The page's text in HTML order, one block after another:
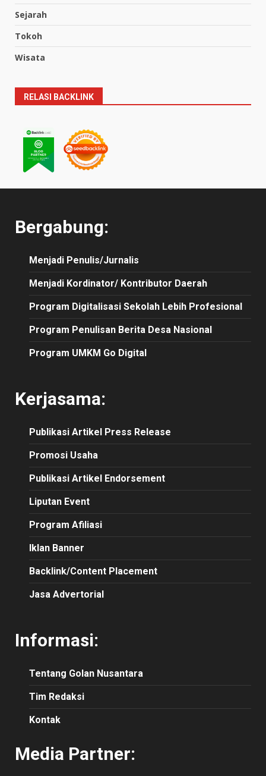
Sejarah
Tokoh
Wisata
RELASI BACKLINK
Bergabung:
Menjadi Penulis/Jurnalis
Menjadi Kordinator/ Kontributor Daerah
Program Digitalisasi Sekolah Lebih Profesional
Program Penulisan Berita Desa Nasional
Program UMKM Go Digital
Kerjasama:
Publikasi Artikel Press Release
Promosi Usaha
Publikasi Artikel Endorsement
Liputan Event
Program Afiliasi
Iklan Banner
Backlink/Content Placement
Jasa Advertorial
Informasi:
Tentang Golan Nusantara
Tim Redaksi
Kontak
Media Partner: